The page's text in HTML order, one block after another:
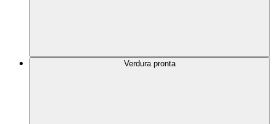
Verdura pronta